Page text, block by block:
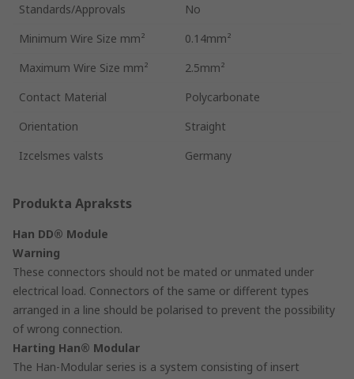
Standards/Approvals
No
Minimum Wire Size mm²
0.14mm²
Maximum Wire Size mm²
2.5mm²
Contact Material
Polycarbonate
Orientation
Straight
Izcelsmes valsts
Germany
Produkta Apraksts
Han DD® Module
Warning
These connectors should not be mated or unmated under
electrical load. Connectors of the same or different types
arranged in a line should be polarised to prevent the possibility
of wrong connection.
Harting Han® Modular
The Han-Modular series is a system consisting of insert